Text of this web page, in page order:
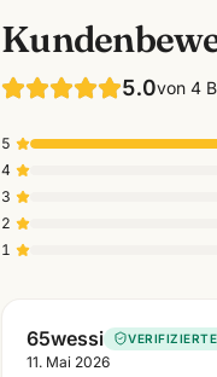
5.0von 4
5
4
3
2
1
65wessi
11. Mai 2026